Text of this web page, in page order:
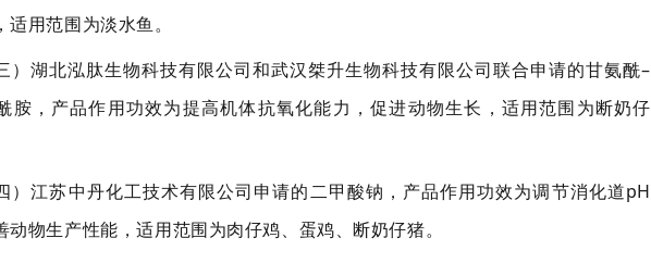
适用范围为淡水鱼。
）湖北泓肽生物科技有限公司和武汉桀升生物科技有限公司联合申请的甘氨酰–
胺 ，产品作用功效为提高机体抗氧化能力，促进动物生长，适用范围为断奶仔
）江苏中丹化工技术有限公司申请的二甲酸钠 ，产品作用功效为调节消化道pH
动物生产性能，适用范围为肉仔鸡、蛋鸡、断奶仔猪。